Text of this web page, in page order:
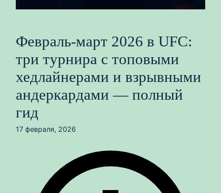
Февраль-март 2026 в UFC:
три турнира с топовыми
хедлайнерами и взрывными
андеркардами — полный
гид
17 февраля, 2026